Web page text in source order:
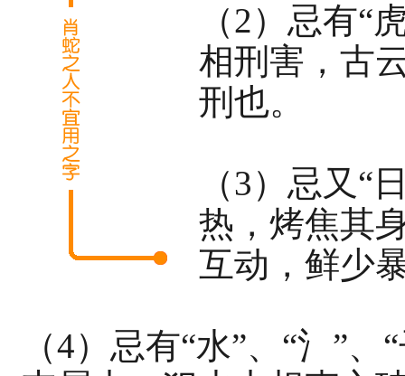
（2）忌有“
相刑害，古
刑也。
（3）忌又“
热，烤焦其
互动，鲜少
（4）忌有“水”、“氵”